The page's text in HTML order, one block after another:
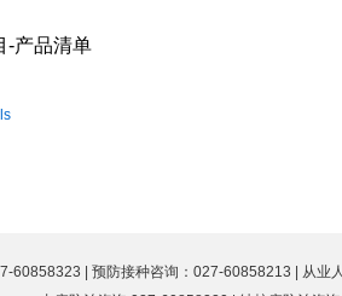
-产品清单
60858323 | 预防接种咨询：027-60858213 | 从